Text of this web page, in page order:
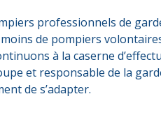
professionnels de
de pompiers
à la caserne
et responsable de la
de s’adapter.